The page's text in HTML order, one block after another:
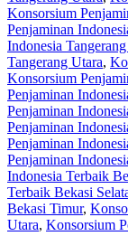
Konsorsium
Penjaminan
Indonesia
Tangerang Utara,
Konsorsium
Penjaminan
Penjaminan
Penjaminan
Penjaminan
Penjaminan
Indonesia Terbaik
Terbaik Bekasi
Bekasi Timur,
Utara, Konsorsium